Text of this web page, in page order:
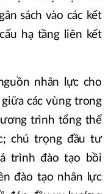
sách vào các kết
hạ tầng liên kết
nhân lực cho
các vùng trong
trình tổng thể
chú trọng đầu tư
trình đào tạo bồi
đào tạo nhân lực